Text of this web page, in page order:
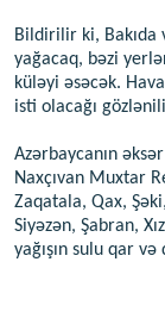
Bildirilir ki, Bakıda
yağacaq, bəzi
küləyi əsəcək.
isti olacağı
Azərbaycanın
Naxçıvan Muxtar
Zaqatala, Qax,
Siyəzən, Şabran,
yağışın sulu qar